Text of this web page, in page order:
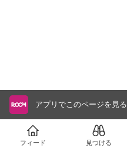
アプリでこのページを見る
フィード 見つける